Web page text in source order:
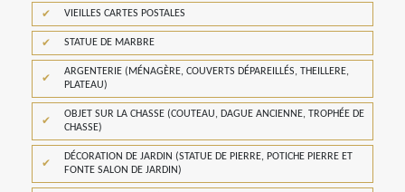
VIEILLES CARTES POSTALES
STATUE DE MARBRE
ARGENTERIE (MÉNAGÈRE, COUVERTS DÉPAREILLÉS, THEILLERE,
PLATEAU)
OBJET SUR LA CHASSE (COUTEAU, DAGUE ANCIENNE, TROPHÉE DE
CHASSE)
DÉCORATION DE JARDIN (STATUE DE PIERRE, POTICHE PIERRE ET
FONTE SALON DE JARDIN)